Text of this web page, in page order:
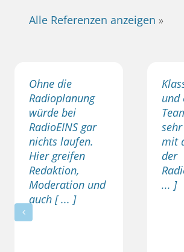
Alle Referenzen anzeigen »
Ohne die
Radioplanung
würde bei
RadioEINS gar
nichts laufen.
Hier greifen
Redaktion,
Moderation und
auch [ ... ]
und
mit
der
... ]